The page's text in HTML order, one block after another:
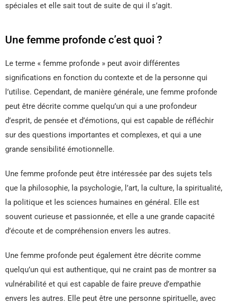
spéciales et elle sait tout de suite de qui il s’agit.
Une femme profonde c’est quoi ?
Le terme « femme profonde » peut avoir différentes
significations en fonction du contexte et de la personne qui
l’utilise. Cependant, de manière générale, une femme profonde
peut être décrite comme quelqu’un qui a une profondeur
d’esprit, de pensée et d’émotions, qui est capable de réfléchir
sur des questions importantes et complexes, et qui a une
grande sensibilité émotionnelle.
Une femme profonde peut être intéressée par des sujets tels
que la philosophie, la psychologie, l’art, la culture, la spiritualité,
la politique et les sciences humaines en général. Elle est
souvent curieuse et passionnée, et elle a une grande capacité
d’écoute et de compréhension envers les autres.
Une femme profonde peut également être décrite comme
quelqu’un qui est authentique, qui ne craint pas de montrer sa
vulnérabilité et qui est capable de faire preuve d’empathie
envers les autres. Elle peut être une personne spirituelle, avec